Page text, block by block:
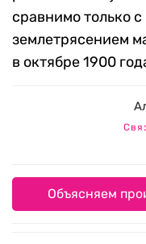
сравнимо только
землетрясением
в октябре 1900
Объясняем